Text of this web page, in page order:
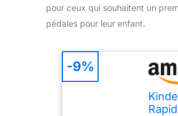
pour ceux qui souhaitent un
pédales pour leur enfant.
-9%